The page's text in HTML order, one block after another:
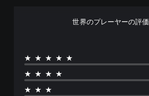
世界のプレーヤーの評価
★★★★★
★★★★
★★★